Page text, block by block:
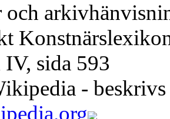
och
sida 593
- beskrivs